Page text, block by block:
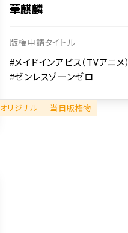
華麒麟
版権申請タイトル
#メイドインアビス（TVアニメ）
#ゼンレスゾーンゼロ
オリジナル 当日版権物